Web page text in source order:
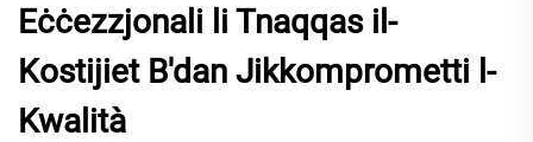
Eċċezzjonali li Tnaqqas il-
Kostijiet B'dan Jikkomprometti l-
Kwalità